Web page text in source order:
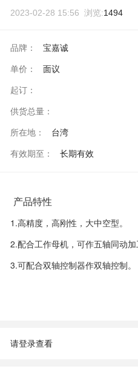
2023-02-28 15:56 浏览:1494
品牌： 宝嘉诚
单价： 面议
起订：
供货总量：
所在地： 台湾
有效期至： 长期有效
产品特性
1.高精度，高刚性，大中空型。
2.配合工作母机，可作五轴同动加
3.可配合双轴控制器作双轴控制。
请登录查看